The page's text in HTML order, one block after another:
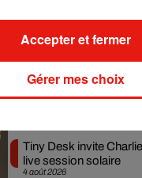
Benny Blanco invite
4 août 2026
Tiny Desk invite
live session solaire
Gérer mes choix
Accepter et fermer